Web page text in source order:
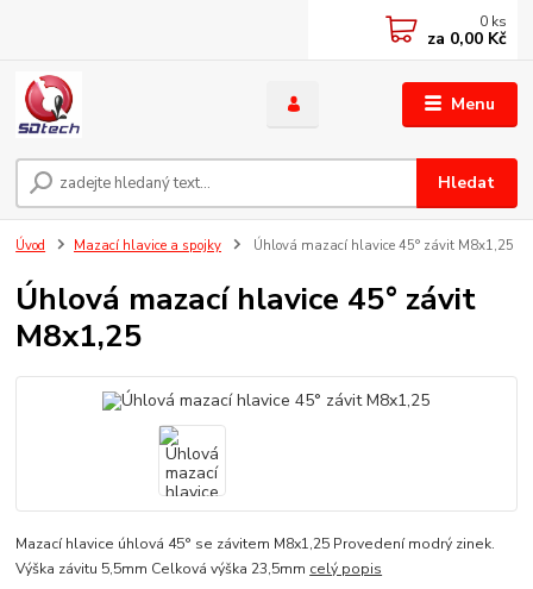
Menu
Hledat
0 ks
za 0,00 Kč
Úvod Mazací hlavice a spojky Úhlová mazací hlavice 45° závit M8x1,25
Úhlová mazací hlavice 45° závit
M8x1,25
Mazací hlavice úhlová 45° se závitem M8x1,25 Provedení modrý zinek.
Výška závitu 5,5mm Celková výška 23,5mm celý popis